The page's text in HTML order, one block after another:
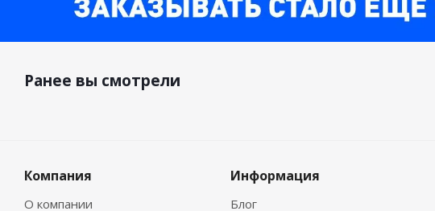
Ранее вы смотрели
Компания
О компании
Информация
Блог